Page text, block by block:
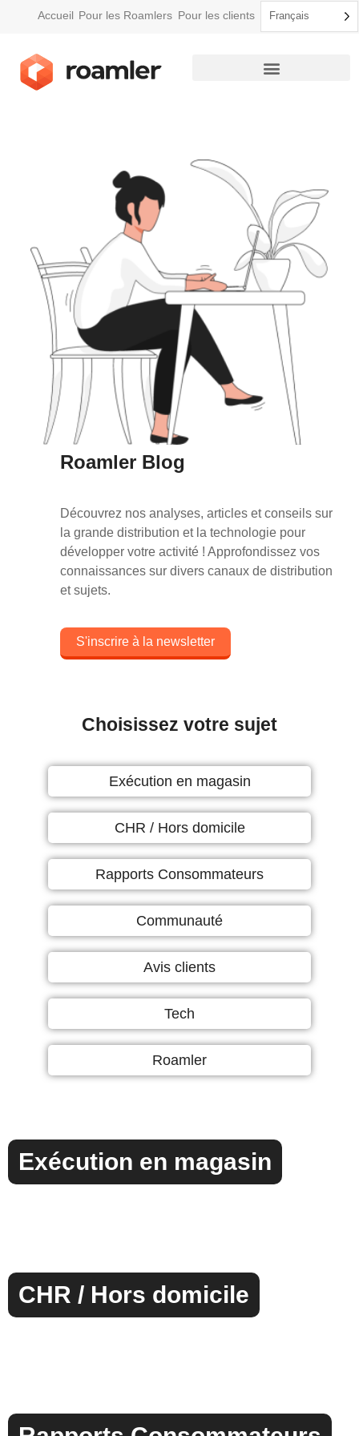
Accueil Pour les Roamlers Pour les clients Français
Roamler Blog
Découvrez nos analyses, articles et conseils sur
la grande distribution et la technologie pour
développer votre activité ! Approfondissez vos
connaissances sur divers canaux de distribution
et sujets.
S'inscrire à la newsletter
Choisissez votre sujet
Exécution en magasin
CHR / Hors domicile
Rapports Consommateurs
Communauté
Avis clients
Tech
Roamler
Exécution en magasin
CHR / Hors domicile